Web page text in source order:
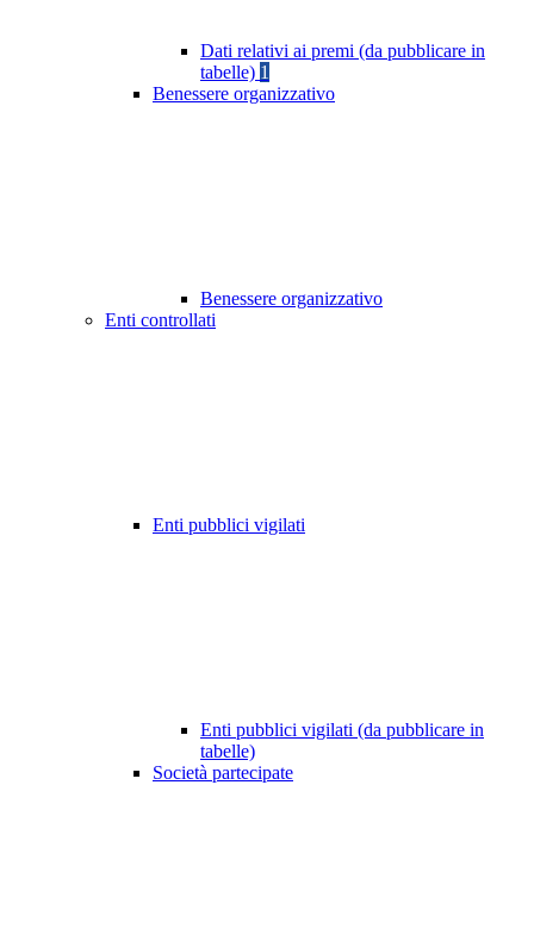
Dati relativi ai premi (da pubblicare in
tabelle) 1
Benessere organizzativo
Benessere organizzativo
Enti controllati
Enti pubblici vigilati
Enti pubblici vigilati (da pubblicare in
tabelle)
Società partecipate